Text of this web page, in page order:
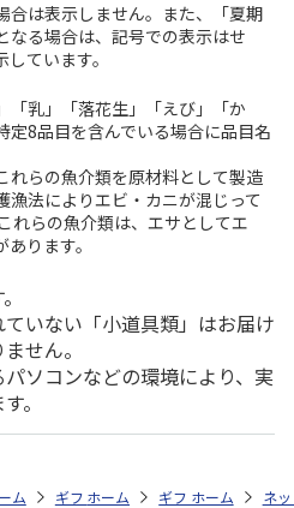
合は表示しません。また、「夏期
なる場合は、記号での表示はせ
ています。
「乳」「落花生」「えび」「か
定8品目を含んでいる場合に品目名
らの魚介類を原材料として製造
漁法によりエビ・カニが混じって
れらの魚介類は、エサとしてエ
ります。
いない「小道具類」はお届け
せん。
ソコンなどの環境により、実
。
・夏ギフト特集 2026 うなぎ・魚・海鮮
トア お中元・夏ギフト特集 2026
ム ギフトストア お中元・夏ギフト
ホーム ギフトストア お
ホーム ネ